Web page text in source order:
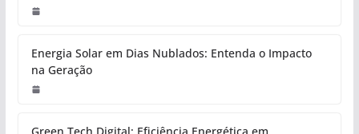
Energia Solar em Dias Nublados: Entenda o Impacto
na Geração
Green Tech Digital: Eficiência Energética em